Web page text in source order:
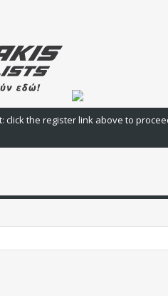
the register link above to